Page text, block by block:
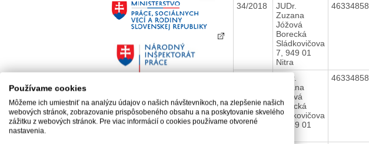
34/2018
JUDr.
Zuzana
Jóžová
Borecká
Sládkovičova
7, 949 01
Nitra
46334858
JUDr.
Zuzana
Jóžová
Borecká
Sládkovičova
7, 949 01
46334858
Používame cookies
Môžeme ich umiestniť na analýzu údajov o našich návštevníkoch, na zlepšenie našich
webových stránok, zobrazovanie prispôsobeného obsahu a na poskytovanie skvelého
zážitku z webových stránok. Pre viac informácií o cookies používame otvorené
nastavenia.